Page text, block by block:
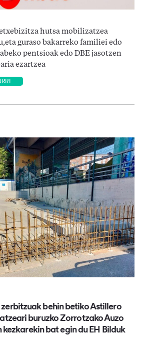
hutsa mobilizatzea
guraso bakarreko familiei edo
pentsioak edo DBE jasotzen
ezartzea
behin betiko Astillero
buruzko Zorrotzako Auzo
kezkarekin bat egin du EH Bilduk